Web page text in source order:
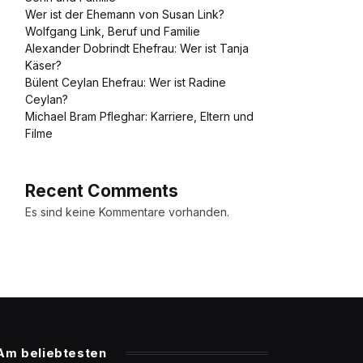
Wer ist der Ehemann von Susan Link?
Wolfgang Link, Beruf und Familie
Alexander Dobrindt Ehefrau: Wer ist Tanja
Käser?
Bülent Ceylan Ehefrau: Wer ist Radine
Ceylan?
Michael Bram Pfleghar: Karriere, Eltern und
Filme
Recent Comments
Es sind keine Kommentare vorhanden.
beliebtesten